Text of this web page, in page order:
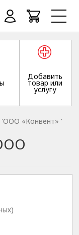
Добавить
товар или
услугу
'ООО «Конвент» '